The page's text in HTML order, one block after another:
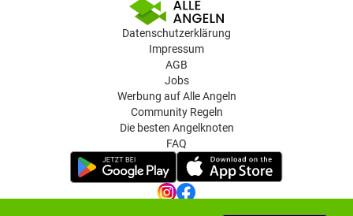
Datenschutzerklärung
Impressum
AGB
Jobs
Werbung auf Alle Angeln
Community Regeln
Die besten Angelknoten
FAQ